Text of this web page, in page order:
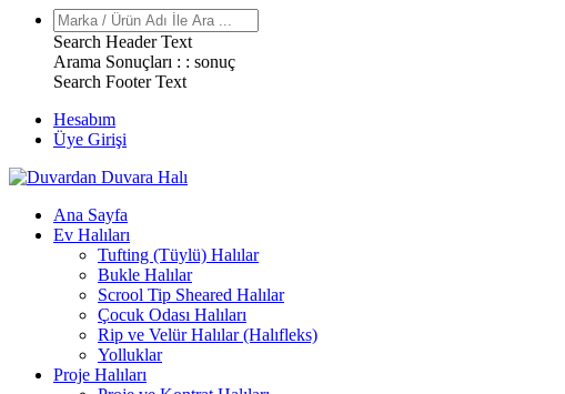
Search Header Text
Arama Sonuçları : : sonuç
Search Footer Text
Hesabım
Üye Girişi
Ana Sayfa
Ev Halıları
Tufting (Tüylü) Halılar
Bukle Halılar
Scrool Tip Sheared Halılar
Çocuk Odası Halıları
Rip ve Velür Halılar (Halıfleks)
Yolluklar
Proje Halıları